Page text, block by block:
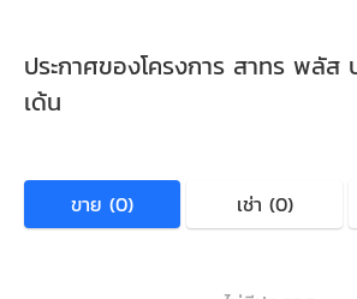
ประกาศของโครงการ สาทร พลัส
เด้น
ขาย (0) เช่า (0)